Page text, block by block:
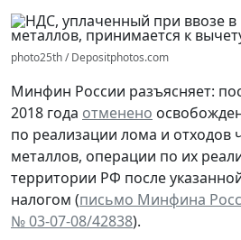
photo25th / Depositphotos.com
Минфин России разъясняет:
2018 года отменено
по реализации лома и отходов
металлов, операции по их
территории РФ после
налогом (письмо Минфина
№ 03-07-08/42838).